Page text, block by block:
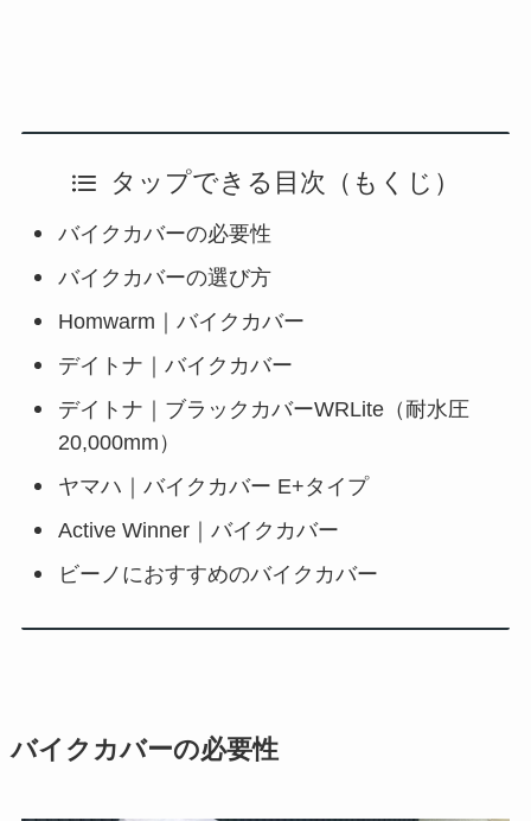
タップできる目次（もくじ）
バイクカバーの必要性
バイクカバーの選び方
Homwarm｜バイクカバー
デイトナ｜バイクカバー
デイトナ｜ブラックカバーWRLite（耐水圧
20,000mm）
ヤマハ｜バイクカバー E+タイプ
Active Winner｜バイクカバー
ビーノにおすすめのバイクカバー
バイクカバーの必要性